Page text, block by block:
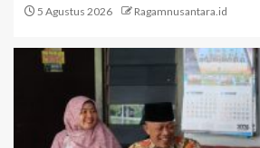
5 Agustus 2026 Ragamnusantara.id